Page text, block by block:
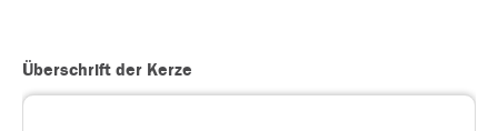
Überschrift der Kerze